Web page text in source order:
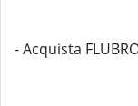
- Acquista